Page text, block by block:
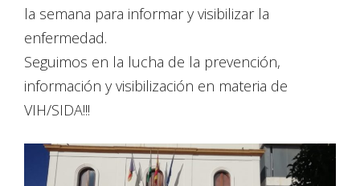
la semana para informar y visibilizar la
enfermedad.
Seguimos en la lucha de la prevención,
información y visibilización en materia de
VIH/SIDA!!!